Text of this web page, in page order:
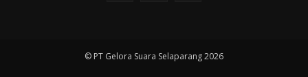
© PT Gelora Suara Selaparang 2026